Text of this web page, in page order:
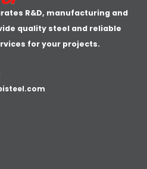
R&D, manufacturing and
quality steel and reliable
for your projects.